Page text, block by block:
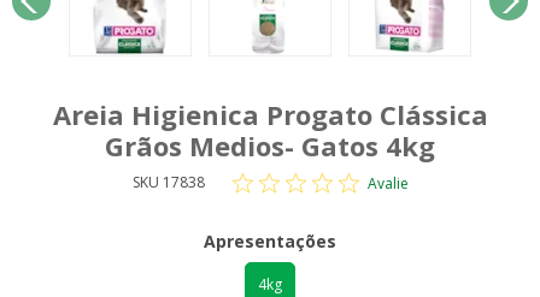
Areia Higienica Progato Clássica
Grãos Medios- Gatos 4kg
SKU 17838 Avalie
Apresentações
4kg